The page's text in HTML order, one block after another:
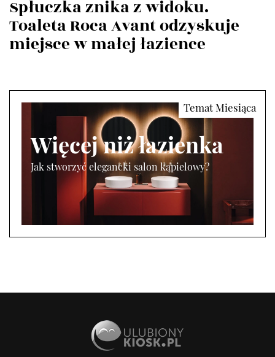
Spłuczka znika z widoku.
Toaleta Roca Avant odzyskuje
miejsce w małej łazience
Więcej niż łazienka
Jak stworzyć elegancki salon kąpielowy?